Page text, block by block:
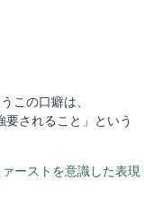
この口癖は、
されること」という
ーストを意識した表現